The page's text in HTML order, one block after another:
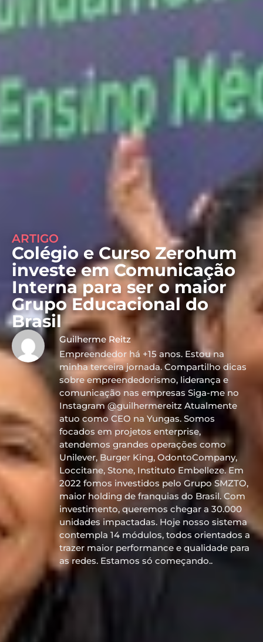
ARTIGO
Colégio e Curso Zerohum
investe em Comunicação
Interna para ser o maior
Grupo Educacional do
Brasil
Guilherme Reitz
Empreendedor há +15 anos. Estou na
minha terceira jornada. Compartilho dicas
sobre empreendedorismo, liderança e
comunicação nas empresas Siga-me no
Instagram @guilhermereitz Atualmente
atuo como CEO na Yungas. Somos
focados em projetos enterprise,
atendemos grandes operações como
Unilever, Burger King, OdontoCompany,
Loccitane, Stone, Instituto Embelleze. Em
2022 fomos investidos pelo Grupo SMZTO,
maior holding de franquias do Brasil. Com
investimento, queremos chegar a 30.000
unidades impactadas. Hoje nosso sistema
contempla 14 módulos, todos orientados a
trazer maior performance e qualidade para
as redes. Estamos só começando..